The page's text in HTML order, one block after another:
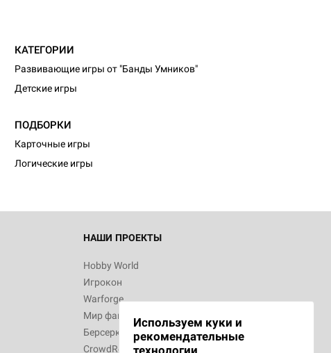
КАТЕГОРИИ
Развивающие игры от "Банды Умников"
Детские игры
ПОДБОРКИ
Карточные игры
Логические игры
НАШИ ПРОЕКТЫ
Hobby World
Игрокон
Warforge
Мир фантастики
Берсерк
CrowdRepublic
Используем куки и
рекомендательные
технологии